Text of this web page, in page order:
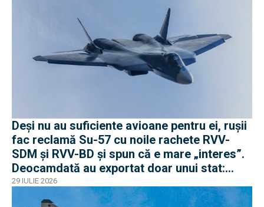
Deși nu au suficiente avioane pentru ei, rușii
fac reclamă Su-57 cu noile rachete RVV-
SDM și RVV-BD și spun că e mare „interes”.
Deocamdată au exportat doar unui stat:
Algeria
29 IULIE 2026